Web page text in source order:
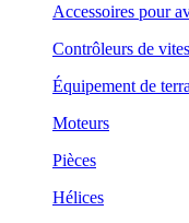
Accessoires pour
Contrôleurs de
Équipement de
Moteurs
Pièces
Hélices